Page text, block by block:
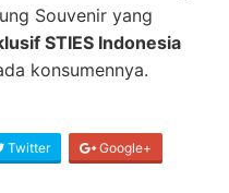
Souvenir yang
STIES Indonesia
konsumennya.
Twitter Google+